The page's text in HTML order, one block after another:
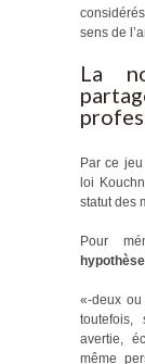
sens de
La
Par ce
loi
statut des
Pour
«-deux
toutefois,
avertie,
même